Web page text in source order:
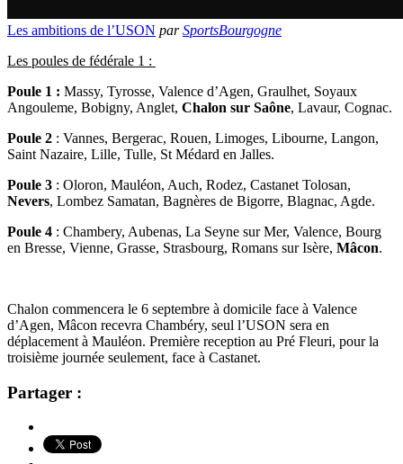
Les ambitions de l’USON parSportsBourgogne
Les poules de fédérale 1 :
Poule 1 : Massy, Tyrosse, Valence d’Agen, Graulhet, Soyaux
Angouleme, Bobigny, Anglet, Chalon sur Saône, Lavaur, Cognac.
Poule 2 : Vannes, Bergerac, Rouen, Limoges, Libourne, Langon,
Saint Nazaire, Lille, Tulle, St Médard en Jalles.
Poule 3 : Oloron, Mauléon, Auch, Rodez, Castanet Tolosan,
Nevers, Lombez Samatan, Bagnères de Bigorre, Blagnac, Agde.
Poule 4 : Chambery, Aubenas, La Seyne sur Mer, Valence, Bourg
en Bresse, Vienne, Grasse, Strasbourg, Romans sur Isère, Mâcon.
Chalon commencera le 6 septembre à domicile face à Valence
d’Agen, Mâcon recevra Chambéry, seul l’USON sera en
déplacement à Mauléon. Première reception au Pré Fleuri, pour la
troisième journée seulement, face à Castanet.
Partager :